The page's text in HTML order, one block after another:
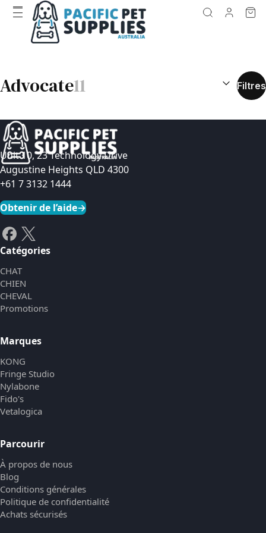
Advocate11 RÉSULTATS
Filtres
Unit 10, 23 Technology Drive
Augustine Heights QLD 4300
+61 7 3132 1444
Obtenir de l’aide→
Catégories
CHAT
CHIEN
CHEVAL
Promotions
Marques
KONG
Fringe Studio
Nylabone
Fido's
Vetalogica
Parcourir
À propos de nous
Blog
Conditions générales
Politique de confidentialité
Achats sécurisés